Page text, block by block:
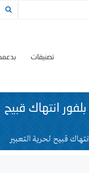
تصنيفات
انتهاك قبيح
قبيح لحرية التعبير